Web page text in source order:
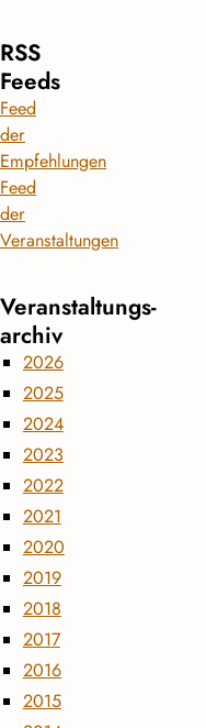
RSS
Feeds
Feed
der
Empfehlungen
Feed
der
Veranstaltungen
Veranstaltungs­
archiv
2026
2025
2024
2023
2022
2021
2020
2019
2018
2017
2016
2015